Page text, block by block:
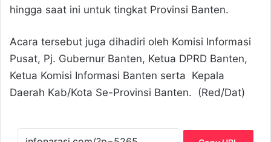
hingga saat ini untuk tingkat Provinsi Banten.
Acara tersebut juga dihadiri oleh Komisi Informasi
Pusat, Pj. Gubernur Banten, Ketua DPRD Banten,
Ketua Komisi Informasi Banten serta Kepala
Daerah Kab/Kota Se-Provinsi Banten. (Red/Dat)